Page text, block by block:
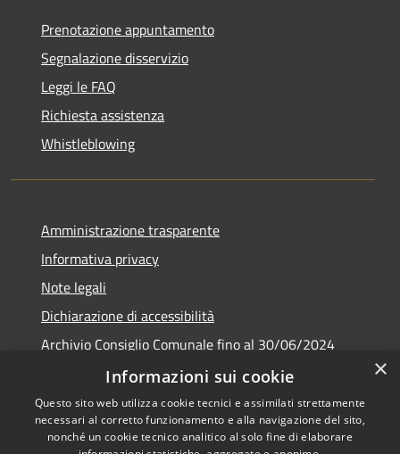
Prenotazione appuntamento
Segnalazione disservizio
Leggi le FAQ
Richiesta assistenza
Whistleblowing
Amministrazione trasparente
Informativa privacy
Note legali
Dichiarazione di accessibilità
Archivio Consiglio Comunale fino al 30/06/2024
Consiglio Comunale Online
×
Informazioni sui cookie
Questo sito web utilizza cookie tecnici e assimilati strettamente
necessari al corretto funzionamento e alla navigazione del sito,
nonché un cookie tecnico analitico al solo fine di elaborare